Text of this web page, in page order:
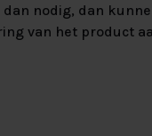
nodig, dan
van het product